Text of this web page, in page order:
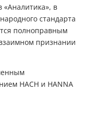
«Аналитика», в
стандарта
полноправным
признании
HACH и HANNA